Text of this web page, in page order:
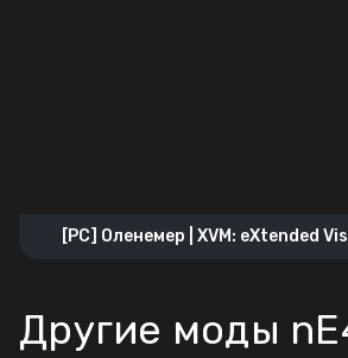
[PC] Оленемер | XVM: eXtended
Другие моды